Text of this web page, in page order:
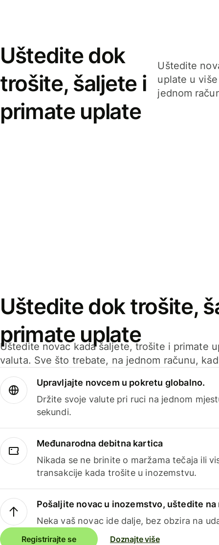
Uštedite dok
trošite, šaljete i
primate uplate
Uštedite
uplate u
jednom
Uštedite dok trošite,
primate uplate
Uštedite novac kada šaljete, trošite i primate
valuta. Sve što trebate, na jednom računu,
Upravljajte novcem u pokretu globalno.
Držite svoje valute pri ruci na jednom
sekundi.
Međunarodna debitna kartica
Nikada se ne brinite o maržama tečaja ili
transakcije kada trošite u inozemstvu.
Pošaljite novac u inozemstvo, uštedite na
Neka vaš novac ide dalje, bez obzira na
Registrirajte se Doznajte više